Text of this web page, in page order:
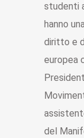
studenti
hanno
diritto e
europea
del